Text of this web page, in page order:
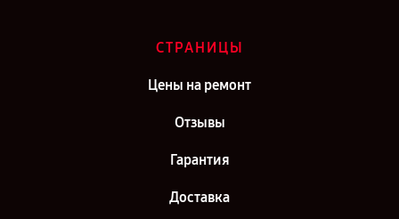
СТРАНИЦЫ
Цены на ремонт
Отзывы
Гарантия
Доставка